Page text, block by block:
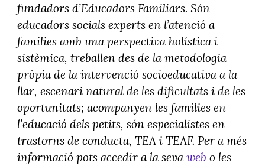
fundadors d’Educadors Familiars. Són
educadors socials experts en l’atenció a
famílies amb una perspectiva holística i
sistèmica, treballen des de la metodologia
pròpia de la intervenció socioeducativa a la
llar, escenari natural de les dificultats i de les
oportunitats; acompanyen les famílies en
l’educació dels petits, són especialistes en
trastorns de conducta, TEA i TEAF. Per a més
informació pots accedir a la sevaweb o les